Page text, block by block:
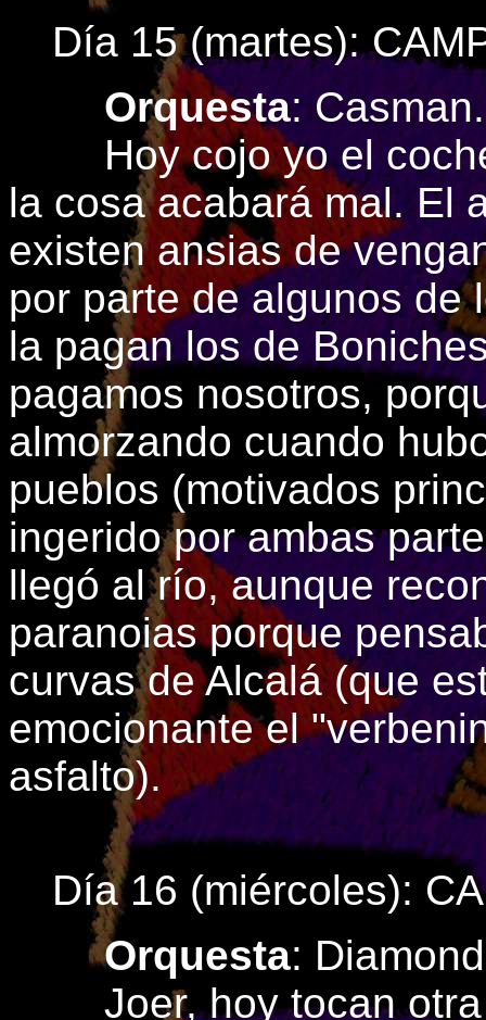
Día 15 (martes):
Orquesta: Casman.
Hoy cojo yo el
la cosa acabará mal. El
existen ansias de
por parte de algunos de
la pagan los de
pagamos nosotros,
almorzando cuando
pueblos (motivados
ingerido por ambas
llegó al río, aunque
paranoias porque
curvas de Alcalá (que
emocionante el
asfalto).
Día 16 (miércoles):
Orquesta:
Joer, hoy tocan otra